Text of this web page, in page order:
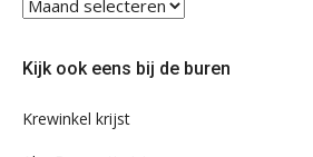
ons
Kijk ook eens bij de buren
Krewinkel krijst